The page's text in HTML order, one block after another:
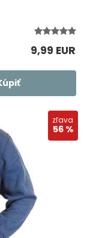
9,99 EUR
zľava
56 %